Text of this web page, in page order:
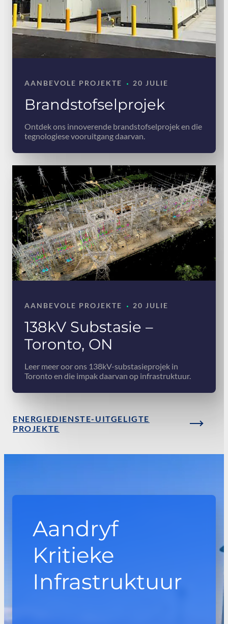
Brandstofselprojek
AANBEVOLE PROJEKTE · 20 JULIE
Ontdek ons innoverende brandstofselprojek en die
tegnologiese vooruitgang daarvan.
138kV Substasie –
Toronto, ON
AANBEVOLE PROJEKTE · 20 JULIE
Leer meer oor ons 138kV-substasieprojek in
Toronto en die impak daarvan op infrastruktuur.
ENERGIEDIENSTE-UITGELIGTE
PROJEKTE
Aandryf
Kritieke
Infrastruktuur